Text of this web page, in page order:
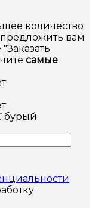
количество
вам
самые
бурый